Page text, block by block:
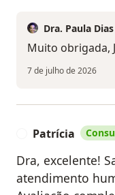
Dra. Paula
Muito obrigada,
7 de julho de 2026
Patrícia
Dra, excelente!
atendimento